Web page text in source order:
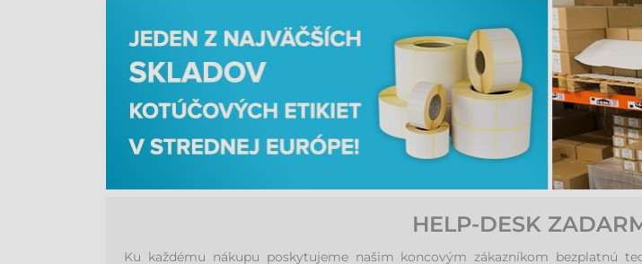
HELP-DESK
Ku každému nákupu poskytujeme našim koncovým zákazníkom bezplatnú